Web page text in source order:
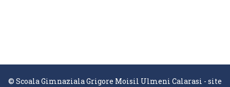
© Scoala Gimnaziala Grigore Moisil Ulmeni Calarasi - site